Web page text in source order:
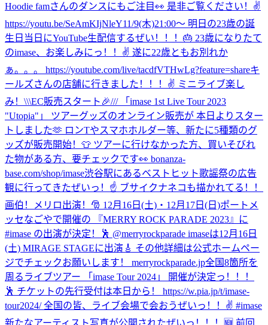
Hoodie famさんのダンスにもご注目👀 是非ご覧ください！✌️
https://youtu.be/SeAmKIjNleY11/9(木)21:00〜 明日の23歳の誕
生日当日にYouTube生配信するぜい！！！🎂 23歳になりたて
のimase、お楽しみにっ！！✌️ 遂に22歳ともお別れか
ぁ。。。 https://youtube.com/live/tacdfVTHwLg?feature=shareキ
ールズさんの店舗に行きました！！！✌️ ミニライブ楽し
み！ \\\EC販売スタート🎉/// 「imase 1st Live Tour 2023
"Utopia"」 ツアーグッズのオンライン販売が 本日よりスター
トしました🫶 ロンTやスマホホルダー等、新たに5種類のグ
ッズが販売開始！👕 ツアーに行けなかった方、買いそびれ
た物がある方、要チェックです👀 bonanza-
base.com/shop/imase渋谷駅にあるベストヒット歌謡祭の広告
観に行ってきたぜいっ！☝️ ブサイクナネコも描かれてる！！
画伯！
メリロ出演！🎅 12月16日(土)・12月17日(日)ポートメ
ッセなごやで開催の 『MERRY ROCK PARADE 2023』に
#imase の出演が決定！🕺 @merryrockparade imaseは12月16日
(土) MIRAGE STAGEに出演🎸 その他詳細は公式ホームペー
ジでチェックお願いします！ merryrockparade.jp全国8箇所を
周るライブツアー 「imase Tour 2024」 開催が決定っ！！！
🕺 チケットの先行受付は本日から！ https://w.pia.jp/t/imase-
tour2024/ 全国の皆、ライブ会場で会おうぜいっ！！✌️ #imase
新たなアーティスト写真が公開されたぜいっ！！！🆕 前回